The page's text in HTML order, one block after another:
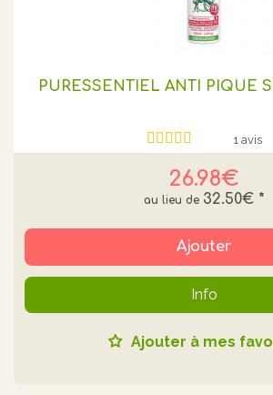
PURESSENTIEL ANTI PIQUE
1 avis
26.98€
32.50€ *
Ajouter
Info
Ajouter à mes